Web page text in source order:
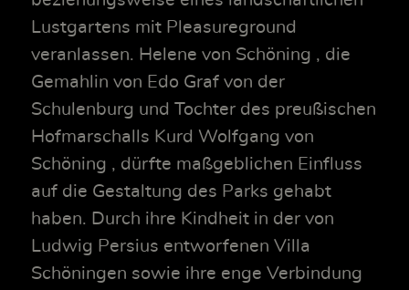
Lustgartens mit Pleasureground
veranlassen. Helene von Schöning , die
Gemahlin von Edo Graf von der
Schulenburg und Tochter des preußischen
Hofmarschalls Kurd Wolfgang von
Schöning , dürfte maßgeblichen Einfluss
auf die Gestaltung des Parks gehabt
haben. Durch ihre Kindheit in der von
Ludwig Persius entworfenen Villa
Schöningen sowie ihre enge Verbindung